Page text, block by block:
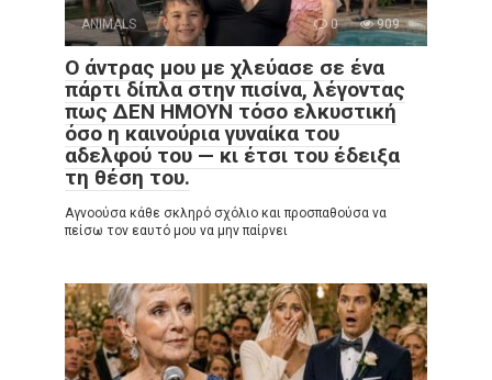
ANIMALS 0 909
Ο άντρας μου με χλεύασε σε ένα
πάρτι δίπλα στην πισίνα, λέγοντας
πως ΔΕΝ ΗΜΟΥΝ τόσο ελκυστική
όσο η καινούρια γυναίκα του
αδελφού του — κι έτσι του έδειξα
τη θέση του.
Αγνοούσα κάθε σκληρό σχόλιο και προσπαθούσα να
πείσω τον εαυτό μου να μην παίρνει